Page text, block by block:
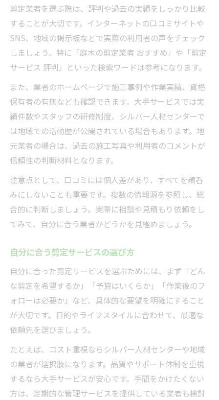
剪定業者を選ぶ際は、評判や過去の実績をしっかり比較
することが大切です。インターネットの口コミサイトや
SNS、地域の掲示板などで実際の利用者の声をチェック
しましょう。特に「庭木の剪定業者 おすすめ」や「剪定
サービス 評判」といった検索ワードは参考になります。
また、業者のホームページで施工事例や作業実績、資格
保有者の有無なども確認できます。大手サービスでは実
績件数やスタッフの研修制度、シルバー人材センターで
は地域での活動歴が公開されている場合もあります。地
元業者の場合は、過去の施工写真や利用者のコメントが
信頼性の判断材料となります。
注意点として、口コミには個人差があり、すべてを鵜呑
みにしないことも重要です。複数の情報源を参照し、総
合的に判断しましょう。実際に相談や見積もり依頼をし
てみて、自分に合う業者かどうかを見極めましょう。
自分に合う剪定サービスの選び方
自分に合った剪定サービスを選ぶためには、まず「どん
な剪定を希望するか」「予算はいくらか」「作業後のフ
ォローは必要か」など、具体的な要望を明確にすること
が大切です。目的やライフスタイルに合わせて、最適な
依頼先を選びましょう。
たとえば、コスト重視ならシルバー人材センターや地域
の業者が選択肢になります。品質やサポート体制を重視
するなら大手サービスが安心です。手間をかけたくない
方は、定期的な管理サービスを提供している業者も検討